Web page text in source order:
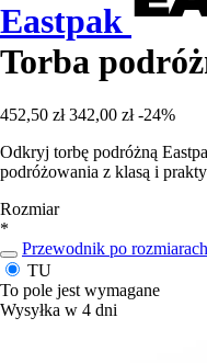
Eastpak
Torba
452,50 zł 342,00 zł -24%
Odkryj torbę podróżną
podróżowania z klasą i
Rozmiar
*
Przewodnik po rozmiarach
TU
To pole jest wymagane
Wysyłka w 4 dni